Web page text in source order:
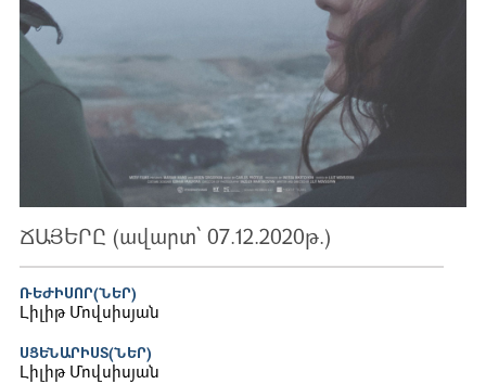
ՃԱՅԵՐԸ (ավարտ՝ 07.12.2020թ.)
ՌԵԺԻՍՈՐ(ՆԵՐ)
Լիլիթ Մովսիսյան
ՍՑԵՆԱՐԻՍՏ(ՆԵՐ)
Լիլիթ Մովսիսյան